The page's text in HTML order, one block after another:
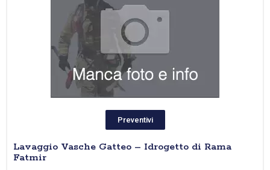
Preventivi
Lavaggio Vasche Gatteo – Idrogetto di Rama
Fatmir